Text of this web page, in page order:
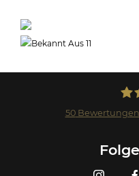
50Bewertungen